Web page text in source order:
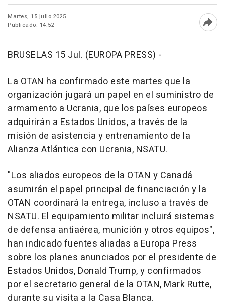
Martes, 15 julio 2025
Publicado: 14:52
BRUSELAS 15 Jul. (EUROPA PRESS) -
La OTAN ha confirmado este martes que la
organización jugará un papel en el suministro de
armamento a Ucrania, que los países europeos
adquirirán a Estados Unidos, a través de la
misión de asistencia y entrenamiento de la
Alianza Atlántica con Ucrania, NSATU.
"Los aliados europeos de la OTAN y Canadá
asumirán el papel principal de financiación y la
OTAN coordinará la entrega, incluso a través de
NSATU. El equipamiento militar incluirá sistemas
de defensa antiaérea, munición y otros equipos",
han indicado fuentes aliadas a Europa Press
sobre los planes anunciados por el presidente de
Estados Unidos, Donald Trump, y confirmados
por el secretario general de la OTAN, Mark Rutte,
durante su visita a la Casa Blanca.